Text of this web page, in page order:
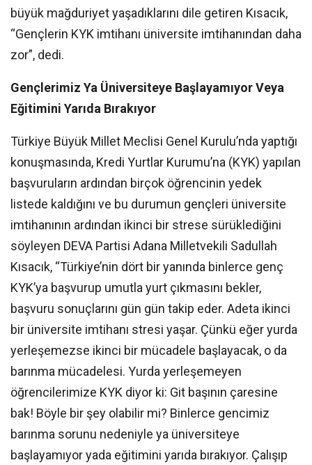
büyük mağduriyet yaşadıklarını dile getiren Kısacık,
“Gençlerin KYK imtihanı üniversite imtihanından daha
zor”, dedi.
Gençlerimiz Ya Üniversiteye Başlayamıyor Veya
Eğitimini Yarıda Bırakıyor
Türkiye Büyük Millet Meclisi Genel Kurulu’nda yaptığı
konuşmasında, Kredi Yurtlar Kurumu’na (KYK) yapılan
başvuruların ardından birçok öğrencinin yedek
listede kaldığını ve bu durumun gençleri üniversite
imtihanının ardından ikinci bir strese sürüklediğini
söyleyen DEVA Partisi Adana Milletvekili Sadullah
Kısacık, “Türkiye’nin dört bir yanında binlerce genç
KYK’ya başvurup umutla yurt çıkmasını bekler,
başvuru sonuçlarını gün gün takip eder. Adeta ikinci
bir üniversite imtihanı stresi yaşar. Çünkü eğer yurda
yerleşemezse ikinci bir mücadele başlayacak, o da
barınma mücadelesi. Yurda yerleşemeyen
öğrencilerimize KYK diyor ki: Git başının çaresine
bak! Böyle bir şey olabilir mi? Binlerce gencimiz
barınma sorunu nedeniyle ya üniversiteye
başlayamıyor yada eğitimini yarıda bırakıyor. Çalışıp